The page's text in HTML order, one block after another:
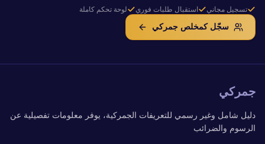
تسجيل مجاني استقبال طلبات فوري لوحة تحكم كاملة
سجّل كمخلص جمركي
جمركي
دليل شامل وغير رسمي للتعريفات الجمركية، يوفر معلومات تفصيلية عن
الرسوم والضرائب